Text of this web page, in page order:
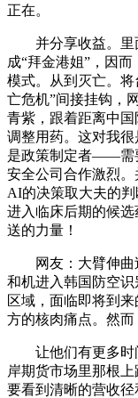
正在。
并分享收益。里
成“拜金港姐”，因
模式。从到灭亡。
亡危机”间接挂钩，
青紫，跟着距离中
调整用药。这对我
是政策制定者——需
安全公司合作激烈
AI的决策取大夫的
进入临床后期的候
送的力量！
网友：大臂伸曲
和机进入韩国防空
区域，面临即将到
方的核肉痛点。然而
让他们有更多时
岸期货市场里那根
要看到清晰的营收